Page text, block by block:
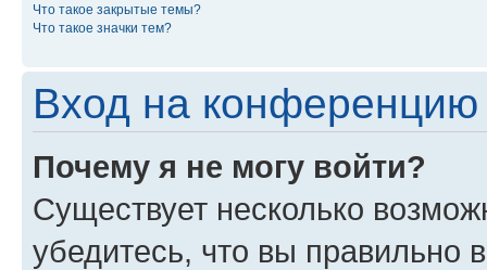
Что такое закрытые темы?
Что такое значки тем?
Вход на конференцию
Почему я не могу войти?
Существует несколько
убедитесь, что вы правильно